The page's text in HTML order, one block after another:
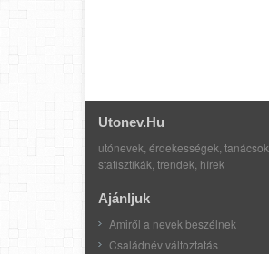
Utonev.hu
utónevek, érdekességek, tanácsok,
statisztikák, trendek, hírek
Ajánljuk
Amiről a nevek beszélnek
Családnév változtatás